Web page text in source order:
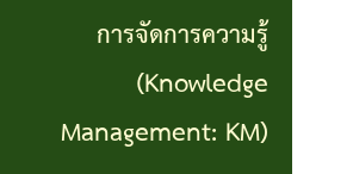
การ
ดำเนิน
การ
การจัดการความรู้
(Knowledge
Management: KM)